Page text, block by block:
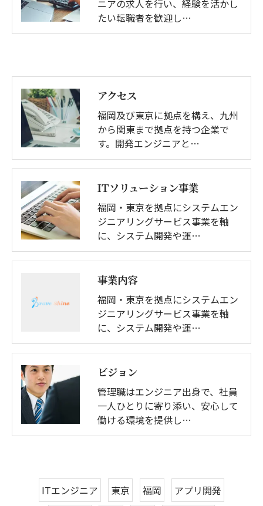
ニアの求人を行い、経験を活かし
たい転職者を歓迎し…
アクセス
福岡及び東京に拠点を構え、九州
から関東まで拠点を持つ企業で
す。開発エンジニアと…
ITソリューション事業
福岡・東京を拠点にシステムエン
ジニアリングサービス事業を軸
に、システム開発や運…
事業内容
福岡・東京を拠点にシステムエン
ジニアリングサービス事業を軸
に、システム開発や運…
ビジョン
管理職はエンジニア出身で、社員
一人ひとりに寄り添い、安心して
働ける環境を提供し…
ITエンジニア 東京 福岡
アプリ開発